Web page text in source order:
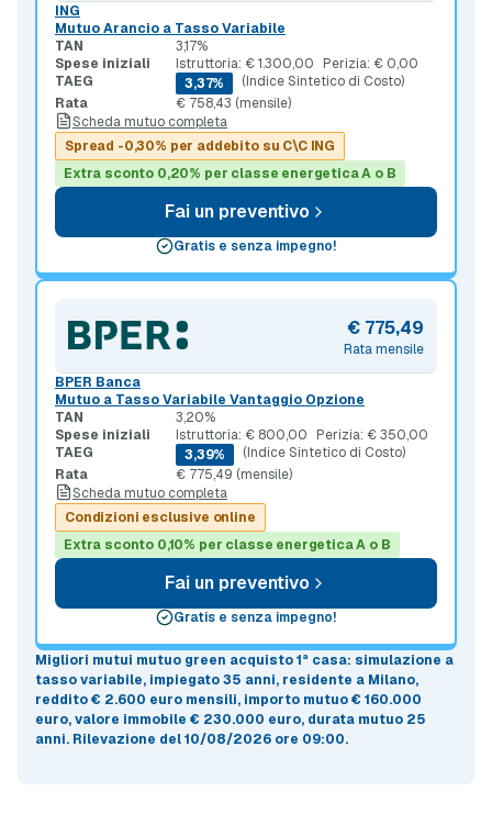
ING
Mutuo Arancio a Tasso Variabile
TAN
3,17%
Spese iniziali
Istruttoria: € 1.300,00
Perizia: € 0,00
TAEG
3,37%
(Indice Sintetico di Costo)
Rata
€ 758,43 (mensile)
Scheda mutuo completa
Spread -0,30% per addebito su C\C ING
Extra sconto 0,20% per classe energetica A o B
Fai un preventivo
Gratis e senza impegno!
Rata mensile
€ 775,49
BPER Banca
Mutuo a Tasso Variabile Vantaggio Opzione
TAN
3,20%
Spese iniziali
Istruttoria: € 800,00
Perizia: € 350,00
TAEG
3,39%
(Indice Sintetico di Costo)
Rata
€ 775,49 (mensile)
Scheda mutuo completa
Condizioni esclusive online
Extra sconto 0,10% per classe energetica A o B
Fai un preventivo
Gratis e senza impegno!
Migliori mutui mutuo green acquisto 1ª casa: simulazione a
tasso variabile, impiegato 35 anni, residente a Milano,
reddito € 2.600 euro mensili, importo mutuo€ 160.000
euro, valore immobile € 230.000 euro, durata mutuo 25
anni. Rilevazione del 10/08/2026 ore 09:00.